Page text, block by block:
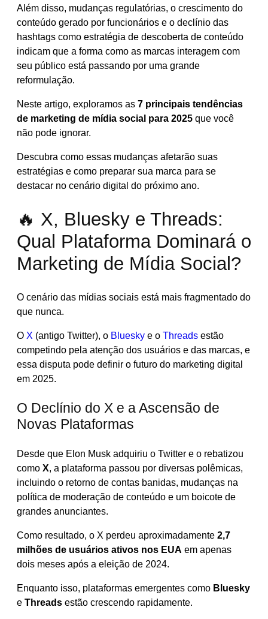
Além disso, mudanças regulatórias, o crescimento do
conteúdo gerado por funcionários e o declínio das
hashtags como estratégia de descoberta de conteúdo
indicam que a forma como as marcas interagem com
seu público está passando por uma grande
reformulação.
Neste artigo, exploramos as 7 principais tendências
de marketing de mídia social para 2025 que você
não pode ignorar.
Descubra como essas mudanças afetarão suas
estratégias e como preparar sua marca para se
destacar no cenário digital do próximo ano.
🔥 X, Bluesky e Threads:
Qual Plataforma Dominará o
Marketing de Mídia Social?
O cenário das mídias sociais está mais fragmentado do
que nunca.
O X (antigo Twitter), o Bluesky e o Threads estão
competindo pela atenção dos usuários e das marcas, e
essa disputa pode definir o futuro do marketing digital
em 2025.
O Declínio do X e a Ascensão de
Novas Plataformas
Desde que Elon Musk adquiriu o Twitter e o rebatizou
como X, a plataforma passou por diversas polêmicas,
incluindo o retorno de contas banidas, mudanças na
política de moderação de conteúdo e um boicote de
grandes anunciantes.
Como resultado, o X perdeu aproximadamente 2,7
milhões de usuários ativos nos EUA em apenas
dois meses após a eleição de 2024.
Enquanto isso, plataformas emergentes como Bluesky
e Threads estão crescendo rapidamente.